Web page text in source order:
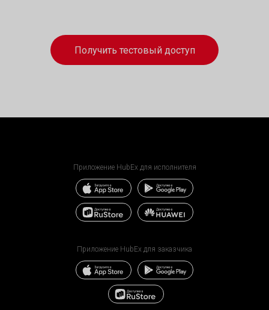
Получить тестовый доступ
Приложение HubEx для заказчика
Приложение HubEx для исполнителя